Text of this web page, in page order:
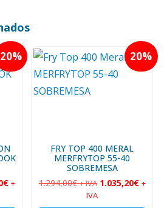
20
€ +
20
FRY TOP 400 MERAL
MERFRYTOP 55-40
SOBREMESA
1.294,00€ + IVA 1.035,20€ +
IVA